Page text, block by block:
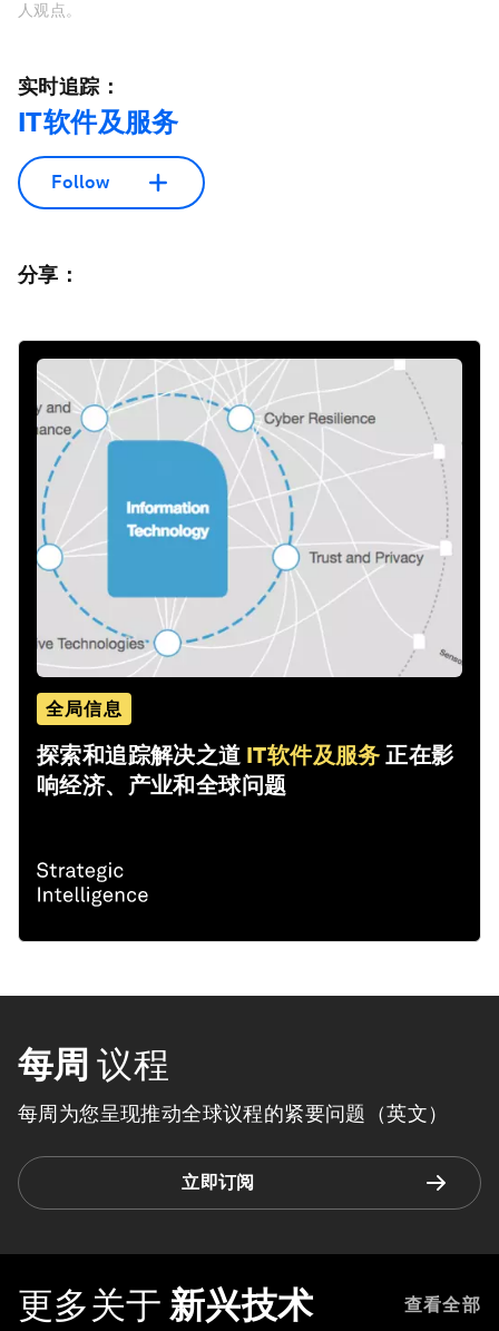
人观点。
实时追踪：
IT软件及服务
Follow
分享：
全局信息
探索和追踪解决之道 IT软件及服务 正在影
响经济、产业和全球问题
每周 议程
每周为您呈现推动全球议程的紧要问题（英文）
立即订阅
更多关于 新兴技术 查看全部